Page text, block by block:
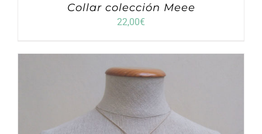
Collar colección Meee
22,00€